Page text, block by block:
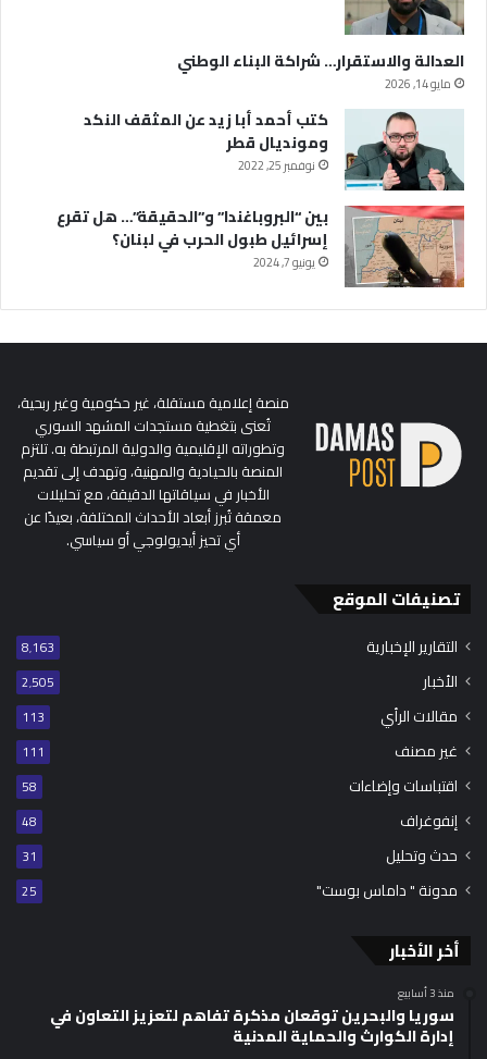
العدالة والاستقرار… شراكة البناء الوطني
مايو 14, 2026
كتب أحمد أبا زيد عن المثقف النكد
ومونديال قطر
نوفمبر 25, 2022
بين “البروباغندا” و”الحقيقة”… هل تقرع
إسرائيل طبول الحرب في لبنان؟
يونيو 7, 2024
منصة إعلامية مستقلة، غير حكومية وغير ربحية،
تُعنى بتغطية مستجدات المشهد السوري
وتطوراته الإقليمية والدولية المرتبطة به. تلتزم
المنصة بالحيادية والمهنية، وتهدف إلى تقديم
الأخبار في سياقاتها الدقيقة، مع تحليلات
معمقة تُبرز أبعاد الأحداث المختلفة، بعيدًا عن
أي تحيز أيديولوجي أو سياسي.
تصنيفات الموقع
التقارير الإخبارية 8٬163
الأخبار 2٬505
مقالات الرأي 113
غير مصنف 111
اقتباسات وإضاءات 58
إنفوغراف 48
حدث وتحليل 31
مدونة " داماس بوست" 25
أخر الأخبار
منذ 3 أسابيع
سوريا والبحرين توقعان مذكرة تفاهم لتعزيز التعاون في
إدارة الكوارث والحماية المدنية